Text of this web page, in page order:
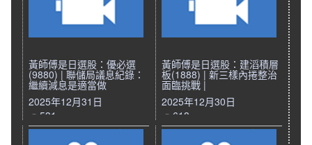
黃師傅是日選股：優必選
(9880) | 聯儲局議息紀錄：
繼續減息是適當做
2025年12月31日
531
黃師傅是日選股：建滔積層
板(1888) | 新三樣內捲整治
面臨挑戰 |
2025年12月30日
618